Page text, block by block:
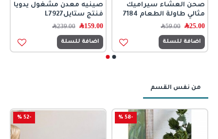
صحن العشاء سيراميك
مثالي طاولة الطعام 7184
25.00﷼ 59.00﷼
اضافة للسلة
صينيه معدن مشغول يدويا
فنتج ستايلL7927
159.00﷼ 239.00﷼
اضافة للسلة
من نفس القسم
-58 %
-52 %